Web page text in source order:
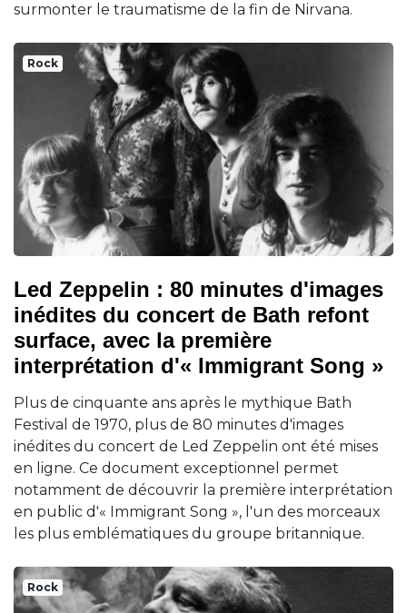
surmonter le traumatisme de la fin de Nirvana.
Rock
Led Zeppelin : 80 minutes d'images
inédites du concert de Bath refont
surface, avec la première
interprétation d'« Immigrant Song »
Plus de cinquante ans après le mythique Bath
Festival de 1970, plus de 80 minutes d'images
inédites du concert de Led Zeppelin ont été mises
en ligne. Ce document exceptionnel permet
notamment de découvrir la première interprétation
en public d'« Immigrant Song », l'un des morceaux
les plus emblématiques du groupe britannique.
Rock